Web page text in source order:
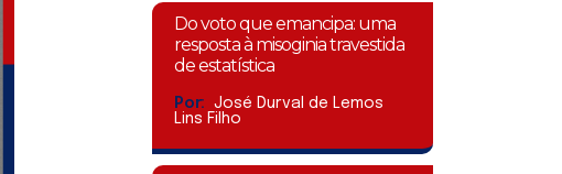
Do voto que emancipa: uma
resposta à misoginia travestida
de estatística
Por:
José Durval de Lemos
Lins Filho